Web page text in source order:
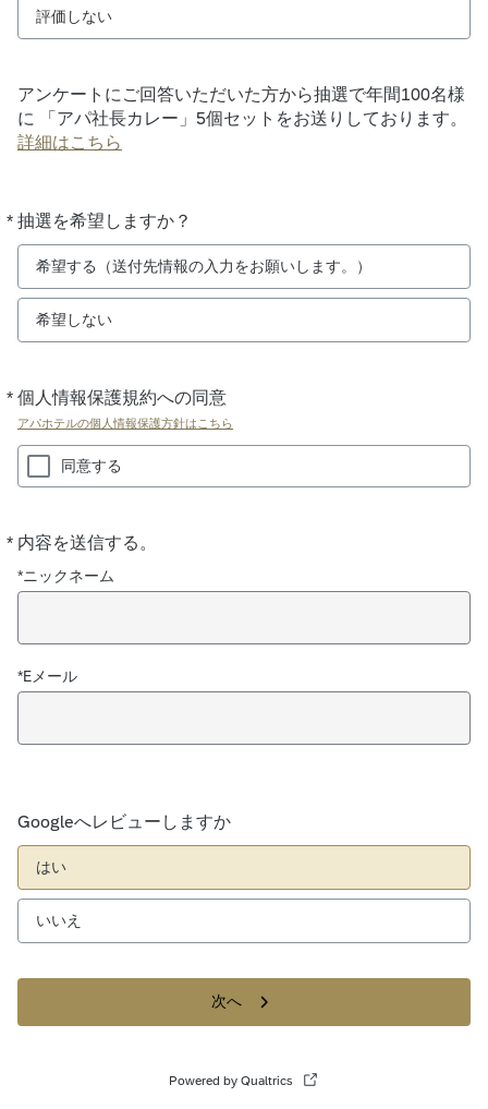
評価しない
アンケートにご回答いただいた方から抽選で年間100名様
に 「アパ社長カレー」5個セットをお送りしております。
詳細はこちら
* 抽選を希望しますか？
必
須
希望する（送付先情報の入力をお願いします。）
希望しない
* 個人情報保護規約への同意
アパホテルの個人情報保護方針はこちら
必
須
同意する
* 内容を送信する。
必
須
*ニックネーム
*Eメール
Googleへレビューしますか
はい
いいえ
次へ
Powered by Qualtrics